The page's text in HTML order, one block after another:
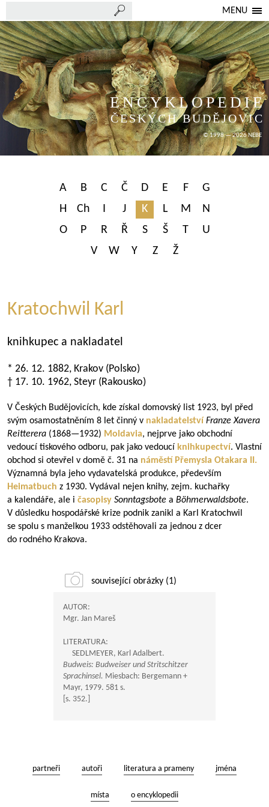
MENU
ENCYKLOPEDIE
ČESKÝCH BUDĚJOVIC
© 1998 — 2026 NEBE
A B C Č D E F
G
H
Ch I J K L M
N
O
P R Ř S Š T
U
V
W Y Z Ž
Kratochwil Karl
knihkupec a nakladatel
* 26. 12. 1882, Krakov (Polsko)
† 17. 10. 1962, Steyr (Rakousko)
V Českých Budějovicích, kde získal domovský list 1923, byl před
svým osamostatněním 8 let činný v nakladatelství Franze Xavera
Reitterera (1868—1932) Moldavia, nejprve jako obchodní
vedoucí tiskového odboru, pak jako vedoucí knihkupectví. Vlastní
obchod si otevřel v domě č. 31 na náměstí Přemysla Otakara II.
Významná byla jeho vydavatelská produkce, především
Heimatbuch z 1930. Vydával nejen knihy, zejm. kuchařky
a kalendáře, ale i časopisy Sonntagsbote a Böhmerwaldsbote.
V důsledku hospodářské krize podnik zanikl a Karl Kratochwil
se spolu s manželkou 1933 odstěhovali za jednou z dcer
do rodného Krakova.
související obrázky (1)
AUTOR:
Mgr. Jan Mareš
LITERATURA:
SEDLMEYER, Karl Adalbert.
Budweis: Budweiser und Stritschitzer
Sprachinsel. Miesbach: Bergemann +
Mayr, 1979. 581 s.
[s. 352.]
partneři autoři literatura a prameny jména
místa o encyklopedii